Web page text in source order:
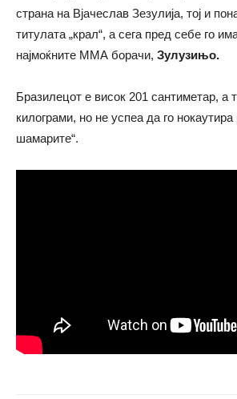
страна на Вјачеслав Зезулија, тој и
титулата „крал“, а сега пред себе го
најмоќните ММА борачи, Зулузињо.
Бразилецот е висок 201 сантиметар, а
килограми, но не успеа да го нокаутира
шамарите“.